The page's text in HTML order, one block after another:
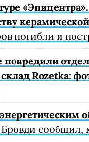
погибли и
повредили
Rozetka:
Бровди сообщил,